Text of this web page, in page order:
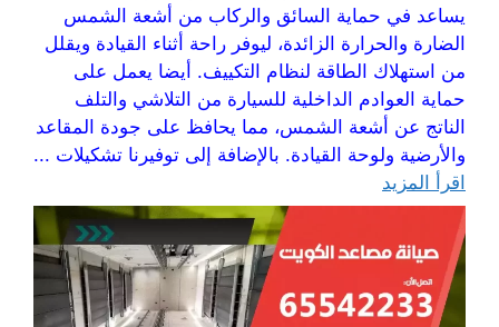
يساعد في حماية السائق والركاب من أشعة الشمس
الضارة والحرارة الزائدة، ليوفر راحة أثناء القيادة ويقلل
من استهلاك الطاقة لنظام التكييف. أيضا يعمل على
حماية العوادم الداخلية للسيارة من التلاشي والتلف
الناتج عن أشعة الشمس، مما يحافظ على جودة المقاعد
والأرضية ولوحة القيادة. بالإضافة إلى توفيرنا تشكيلات ...
اقرأ المزيد